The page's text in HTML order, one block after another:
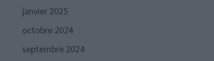
janvier 2025
octobre 2024
septembre 2024